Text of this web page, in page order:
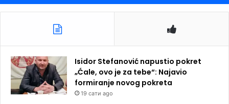
Isidor Stefanović napustio pokret
„Ćale, ovo je za tebe“: Najavio
formiranje novog pokreta
19 сати ago